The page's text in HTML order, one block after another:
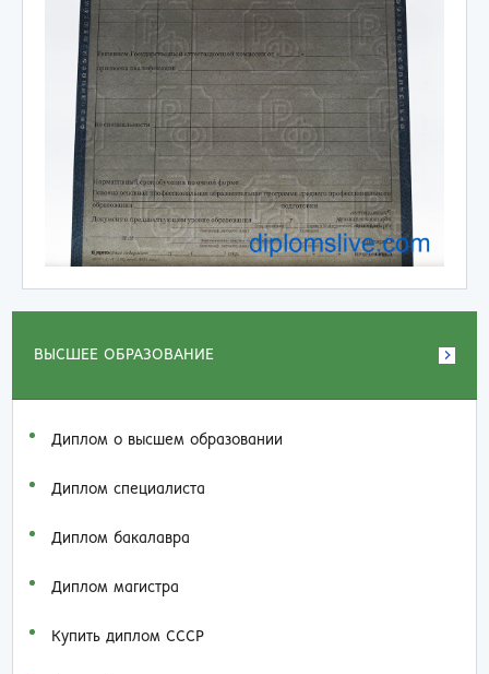
ВЫСШЕЕ ОБРАЗОВАНИЕ
Диплом о высшем образовании
Диплом специалиста
Диплом бакалавра
Диплом магистра
Купить диплом СССР